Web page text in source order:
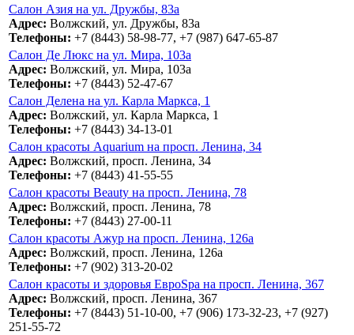
Салон Азия на ул. Дружбы, 83а
Адрес: Волжский, ул. Дружбы, 83а
Телефоны: +7 (8443) 58-98-77, +7 (987) 647-65-87
Салон Де Люкс на ул. Мира, 103а
Адрес: Волжский, ул. Мира, 103а
Телефоны: +7 (8443) 52-47-67
Салон Делена на ул. Карла Маркса, 1
Адрес: Волжский, ул. Карла Маркса, 1
Телефоны: +7 (8443) 34-13-01
Салон красоты Aquarium на просп. Ленина, 34
Адрес: Волжский, просп. Ленина, 34
Телефоны: +7 (8443) 41-55-55
Салон красоты Beauty на просп. Ленина, 78
Адрес: Волжский, просп. Ленина, 78
Телефоны: +7 (8443) 27-00-11
Салон красоты Ажур на просп. Ленина, 126а
Адрес: Волжский, просп. Ленина, 126а
Телефоны: +7 (902) 313-20-02
Салон красоты и здоровья ЕвроSpa на просп. Ленина, 367
Адрес: Волжский, просп. Ленина, 367
Телефоны: +7 (8443) 51-10-00, +7 (906) 173-32-23, +7 (927)
251-55-72